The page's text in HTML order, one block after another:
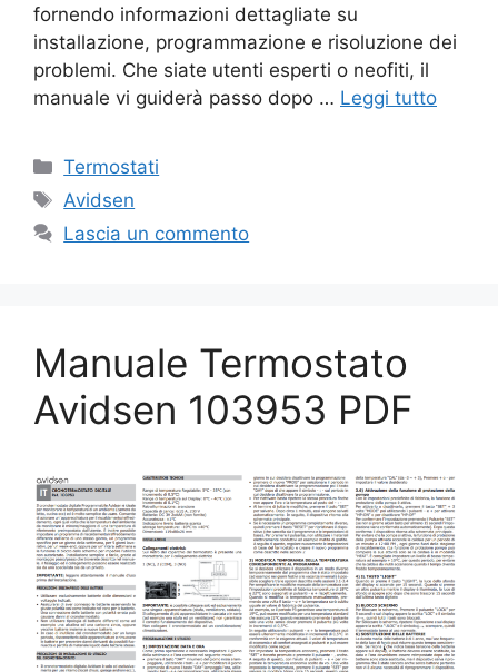
fornendo informazioni dettagliate su
installazione, programmazione e risoluzione dei
problemi. Che siate utenti esperti o neofiti, il
manuale vi guiderà passo dopo … Leggi tutto
Categorie
Termostati
Tag
Avidsen
Lascia un commento
Manuale Termostato
Avidsen 103953 PDF